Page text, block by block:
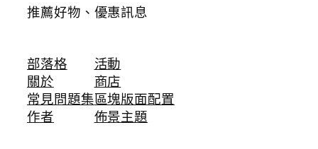
推薦好物、優惠訊息
部落格
關於
常見問題集
作者
活動
商店
區塊版面配置
佈景主題